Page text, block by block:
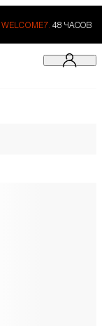
WELCOME7. 48 ЧАСОВ